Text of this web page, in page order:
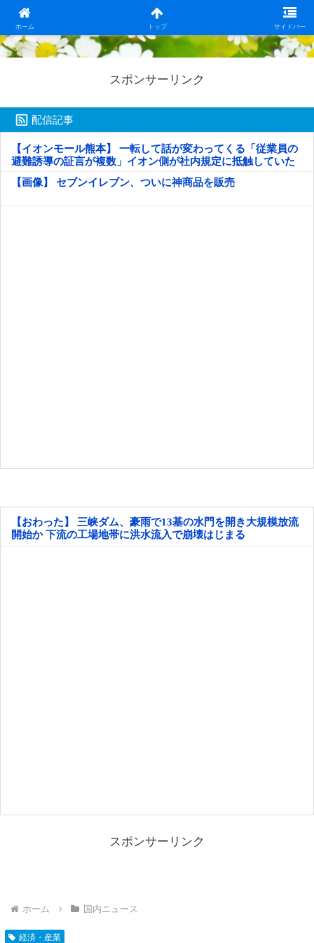
ホーム トップ サイドバー
日本第一！ニュース録
スポンサーリンク
配信記事
【イオンモール熊本】 一転して話が変わってくる「従業員の
避難誘導の証言が複数」イオン側が社内規定に抵触していた
疑い
【画像】 セブンイレブン、ついに神商品を販売
【おわった】 三峡ダム、豪雨で13基の水門を開き大規模放流
開始か 下流の工場地帯に洪水流入で崩壊はじまる
スポンサーリンク
ホーム 国内ニュース
経済・産業